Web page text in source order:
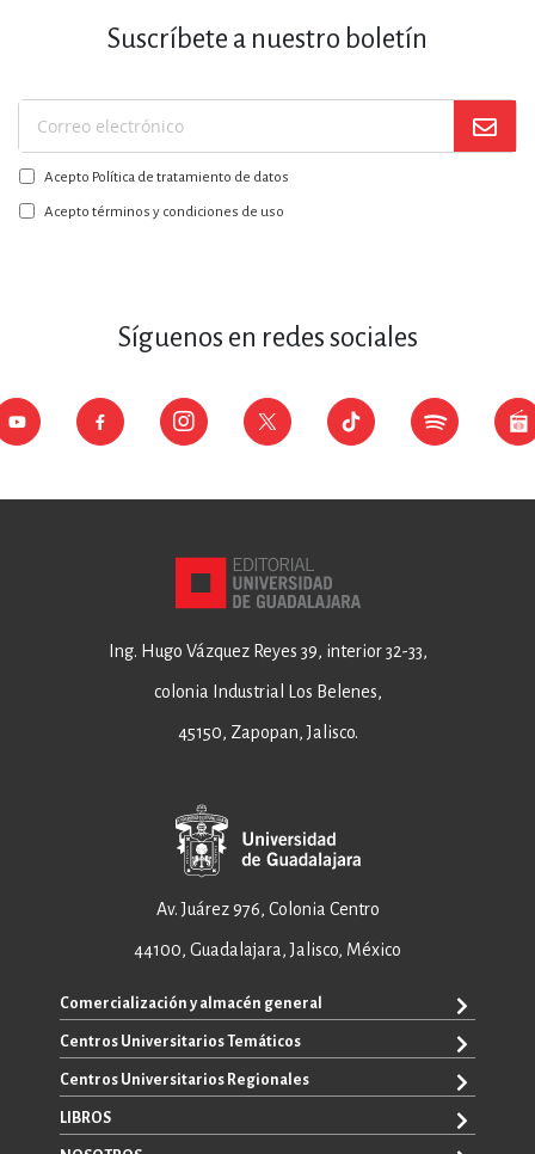
Suscríbete a nuestro boletín
Suscríbase
a
nuestro
boletín:
Acepto Política de tratamiento de datos
Acepto términos y condiciones de uso
Síguenos en redes sociales
Ing. Hugo Vázquez Reyes 39, interior 32-33,
colonia Industrial Los Belenes,
45150, Zapopan, Jalisco.
Av. Juárez 976, Colonia Centro
44100, Guadalajara, Jalisco, México
Comercialización y almacén general
+52 33 3640 6326
+52 33 3640 4595
ventas@editorial.udg.mx
Centros Universitarios Temáticos
CUAAD
CUCEA
Centros Universitarios Regionales
CUALTOS
LIBROS